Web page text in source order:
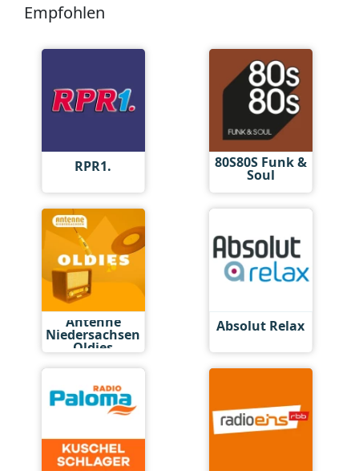
Empfohlen
RPR1. 80S80S Funk &
Soul
Antenne
Niedersachsen
Oldies
Absolut Relax